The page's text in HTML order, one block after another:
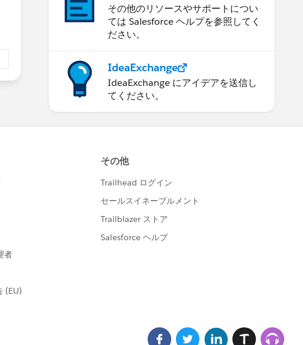
その他のリソースやサポートについ
ては Salesforce ヘルプを参照してく
ださい。
IdeaExchange
IdeaExchange にアイデアを送信し
てください。